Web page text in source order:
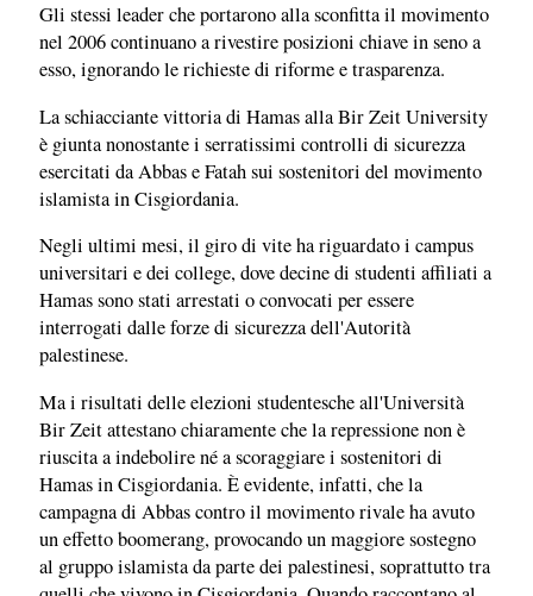
Gli stessi leader che portarono alla sconfitta il movimento
nel 2006 continuano a rivestire posizioni chiave in seno a
esso, ignorando le richieste di riforme e trasparenza.
La schiacciante vittoria di Hamas alla Bir Zeit University
è giunta nonostante i serratissimi controlli di sicurezza
esercitati da Abbas e Fatah sui sostenitori del movimento
islamista in Cisgiordania.
Negli ultimi mesi, il giro di vite ha riguardato i campus
universitari e dei college, dove decine di studenti affiliati a
Hamas sono stati arrestati o convocati per essere
interrogati dalle forze di sicurezza dell'Autorità
palestinese.
Ma i risultati delle elezioni studentesche all'Università
Bir Zeit attestano chiaramente che la repressione non è
riuscita a indebolire né a scoraggiare i sostenitori di
Hamas in Cisgiordania. È evidente, infatti, che la
campagna di Abbas contro il movimento rivale ha avuto
un effetto boomerang, provocando un maggiore sostegno
al gruppo islamista da parte dei palestinesi, soprattutto tra